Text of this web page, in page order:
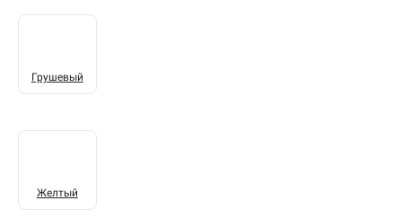
Грушевый
Желтый